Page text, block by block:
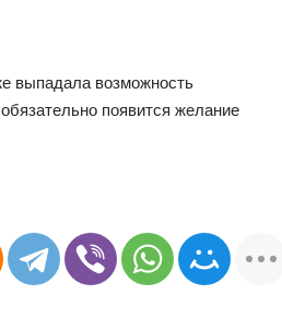
выпадала возможность
появится желание